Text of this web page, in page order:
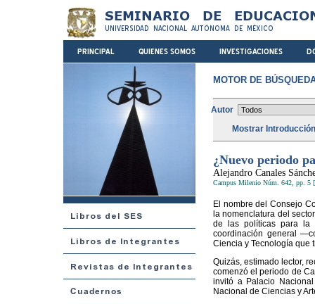
MOTOR DE
Autor
Mostrar
¿Nuevo periodo
Alejandro Canales
Campus Milenio Núm. 642, pp. 5
El nombre del Consejo
la nomenclatura del
de las políticas para la
coordinación general
Ciencia y Tecnología que
Quizás, estimado lector,
comenzó el periodo de
invitó a Palacio
Nacional de Ciencias y